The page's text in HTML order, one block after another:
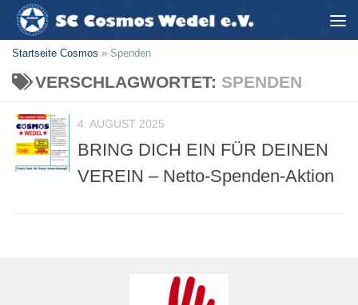
Zum Inhalt springen
Startseite Cosmos » Spenden
VERSCHLAGWORTET: SPENDEN
4. AUGUST 2025
BRING DICH EIN FÜR DEINEN
VEREIN – Netto-Spenden-Aktion